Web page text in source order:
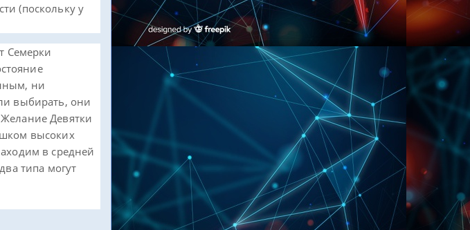
(поскольку у
Семерки
ни
выбирать, они
Девятки
высоких
в средней
типа могут